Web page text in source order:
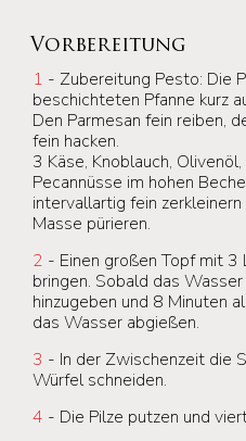
Vorbereitung
1 - Zubereitung Pesto: Die
beschichteten Pfanne kurz
Den Parmesan fein reiben,
fein hacken.
3 Käse, Knoblauch,
Pecannüsse im hohen
intervallartig fein
Masse pürieren.
2 - Einen großen Topf mit 3
bringen. Sobald das
hinzugeben und 8 Minuten
das Wasser abgießen.
3 - In der Zwischenzeit die
Würfel schneiden.
4 - Die Pilze putzen und